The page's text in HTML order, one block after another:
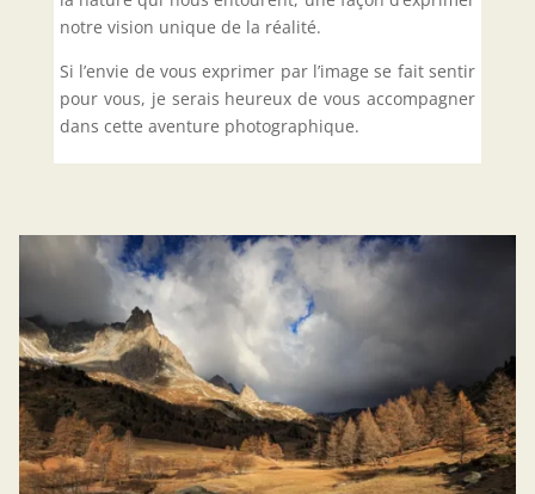
notre vision unique de la réalité.
Si l’envie de vous exprimer par l’image se fait sentir
pour vous, je serais heureux de vous accompagner
dans cette aventure photographique.